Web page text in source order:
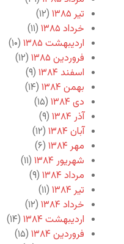
تیر ۱۳۸۵
(۱۲)
خرداد ۱۳۸۵
(۱۱)
اردیبهشت ۱۳۸۵
(۱۰)
فروردین ۱۳۸۵
(۱۲)
اسفند ۱۳۸۴
(۹)
بهمن ۱۳۸۴
(۱۴)
دی ۱۳۸۴
(۱۵)
آذر ۱۳۸۴
(۹)
آبان ۱۳۸۴
(۱۲)
مهر ۱۳۸۴
(۶)
شهریور ۱۳۸۴
(۱۱)
مرداد ۱۳۸۴
(۹)
تیر ۱۳۸۴
(۱۱)
خرداد ۱۳۸۴
(۱۲)
اردیبهشت ۱۳۸۴
(۱۴)
فروردین ۱۳۸۴
(۱۵)